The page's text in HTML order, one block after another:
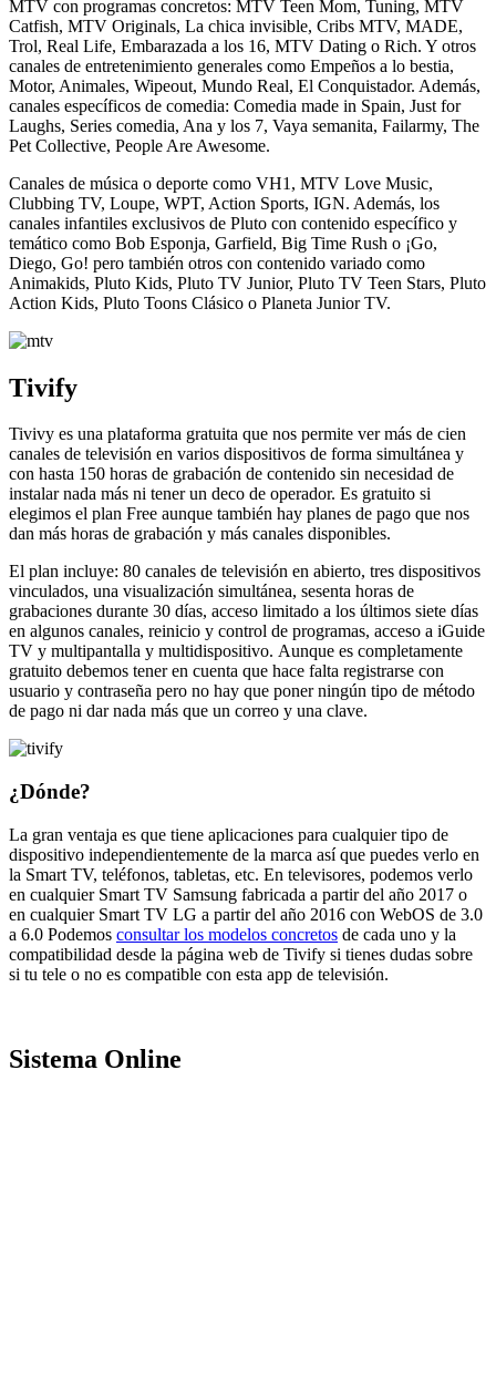
MTV con programas concretos: MTV Teen Mom, Tuning, MTV
Catfish, MTV Originals, La chica invisible, Cribs MTV, MADE,
Trol, Real Life, Embarazada a los 16, MTV Dating o Rich. Y otros
canales de entretenimiento generales como Empeños a lo bestia,
Motor, Animales, Wipeout, Mundo Real, El Conquistador. Además,
canales específicos de comedia: Comedia made in Spain, Just for
Laughs, Series comedia, Ana y los 7, Vaya semanita, Failarmy, The
Pet Collective, People Are Awesome.
Canales de música o deporte como VH1, MTV Love Music,
Clubbing TV, Loupe, WPT, Action Sports, IGN. Además, los
canales infantiles exclusivos de Pluto con contenido específico y
temático como Bob Esponja, Garfield, Big Time Rush o ¡Go,
Diego, Go! pero también otros con contenido variado como
Animakids, Pluto Kids, Pluto TV Junior, Pluto TV Teen Stars, Pluto
Action Kids, Pluto Toons Clásico o Planeta Junior TV.
Tivify
Tivivy es una plataforma gratuita que nos permite ver más de cien
canales de televisión en varios dispositivos de forma simultánea y
con hasta 150 horas de grabación de contenido sin necesidad de
instalar nada más ni tener un deco de operador. Es gratuito si
elegimos el plan Free aunque también hay planes de pago que nos
dan más horas de grabación y más canales disponibles.
El plan incluye: 80 canales de televisión en abierto, tres dispositivos
vinculados, una visualización simultánea, sesenta horas de
grabaciones durante 30 días, acceso limitado a los últimos siete días
en algunos canales, reinicio y control de programas, acceso a iGuide
TV y multipantalla y multidispositivo. Aunque es completamente
gratuito debemos tener en cuenta que hace falta registrarse con
usuario y contraseña pero no hay que poner ningún tipo de método
de pago ni dar nada más que un correo y una clave.
¿Dónde?
La gran ventaja es que tiene aplicaciones para cualquier tipo de
dispositivo independientemente de la marca así que puedes verlo en
la Smart TV, teléfonos, tabletas, etc. En televisores, podemos verlo
en cualquier Smart TV Samsung fabricada a partir del año 2017 o
en cualquier Smart TV LG a partir del año 2016 con WebOS de 3.0
a 6.0 Podemos consultar los modelos concretos de cada uno y la
compatibilidad desde la página web de Tivify si tienes dudas sobre
si tu tele o no es compatible con esta app de televisión.
Sistema Online